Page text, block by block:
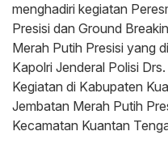
menghadiri kegiatan
Presisi dan Ground
Merah Putih Presisi yang
Kapolri Jenderal Polisi
Kegiatan di Kabupaten
Jembatan Merah Putih
Kecamatan Kuantan